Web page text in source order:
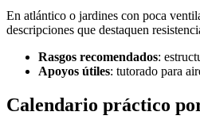
En atlántico o jardines con poca
descripciones que destaquen
Rasgos recomendados:
Apoyos útiles: tutorado para
Calendario práctico